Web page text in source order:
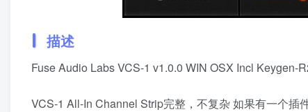
描述
Fuse Audio Labs VCS-1 v1.0.0 WIN OSX Incl Keygen-
VCS-1 All-In Channel Strip完整，不复杂 如果有一个